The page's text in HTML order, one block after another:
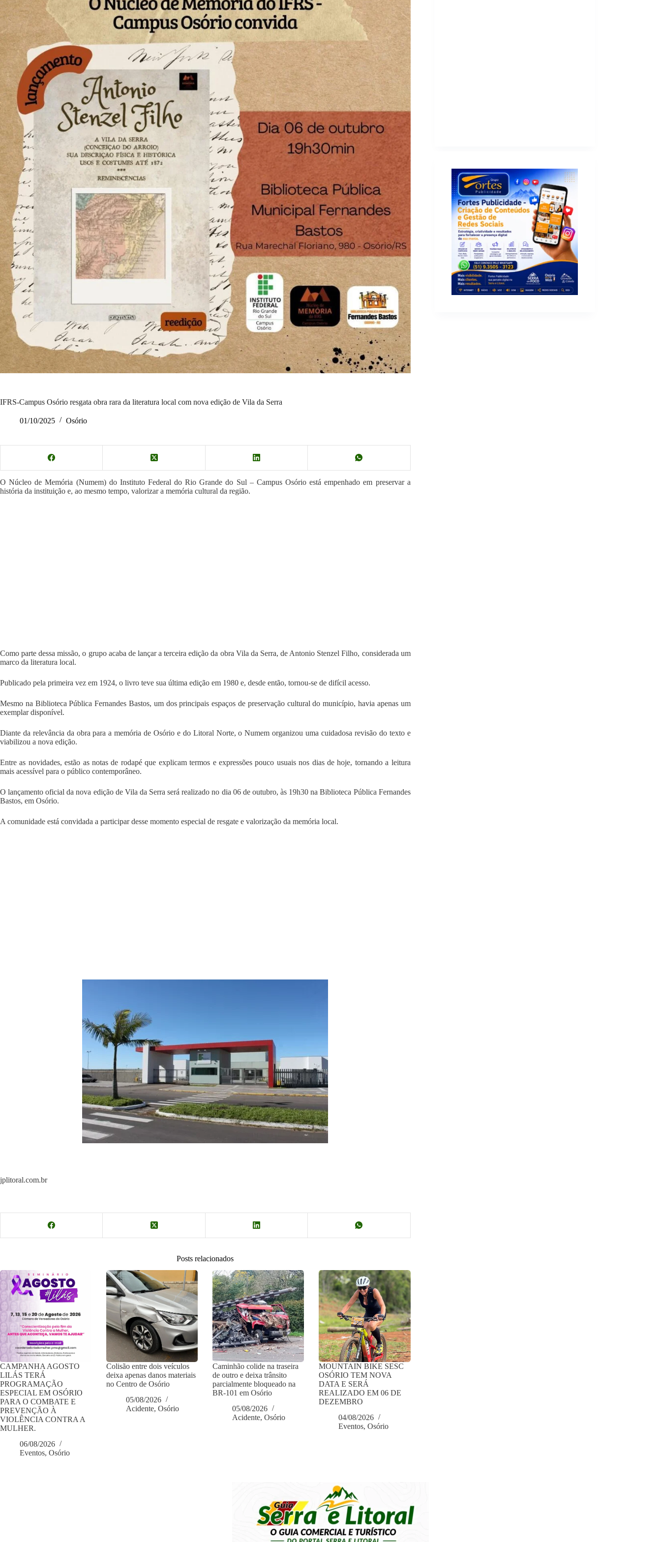
IFRS-Campus Osório resgata obra rara da literatura local com nova edição de Vila da Serra
01/10/2025 Osório
O Núcleo de Memória (Numem) do Instituto Federal do Rio Grande do Sul – Campus Osório está empenhado em preservar a
história da instituição e, ao mesmo tempo, valorizar a memória cultural da região.
Como parte dessa missão, o grupo acaba de lançar a terceira edição da obra Vila da Serra, de Antonio Stenzel Filho, considerada um
marco da literatura local.
Publicado pela primeira vez em 1924, o livro teve sua última edição em 1980 e, desde então, tornou-se de difícil acesso.
Mesmo na Biblioteca Pública Fernandes Bastos, um dos principais espaços de preservação cultural do município, havia apenas um
exemplar disponível.
Diante da relevância da obra para a memória de Osório e do Litoral Norte, o Numem organizou uma cuidadosa revisão do texto e
viabilizou a nova edição.
Entre as novidades, estão as notas de rodapé que explicam termos e expressões pouco usuais nos dias de hoje, tornando a leitura
mais acessível para o público contemporâneo.
O lançamento oficial da nova edição de Vila da Serra será realizado no dia 06 de outubro, às 19h30 na Biblioteca Pública Fernandes
Bastos, em Osório.
A comunidade está convidada a participar desse momento especial de resgate e valorização da memória local.
jplitoral.com.br
Posts relacionados
CAMPANHA AGOSTO
LILÁS TERÁ
PROGRAMAÇÃO
ESPECIAL EM OSÓRIO
PARA O COMBATE E
PREVENÇÃO À
VIOLÊNCIA CONTRA A
MULHER.
06/08/2026
Eventos, Osório
Colisão entre dois veículos
deixa apenas danos materiais
no Centro de Osório
05/08/2026
Acidente,Osório
Caminhão colide na traseira
de outro e deixa trânsito
parcialmente bloqueado na
BR-101 em Osório
05/08/2026
Acidente,Osório
MOUNTAIN BIKE SESC
OSÓRIO TEM NOVA
DATA E SERÁ
REALIZADO EM 06 DE
DEZEMBRO
04/08/2026
Eventos,Osório